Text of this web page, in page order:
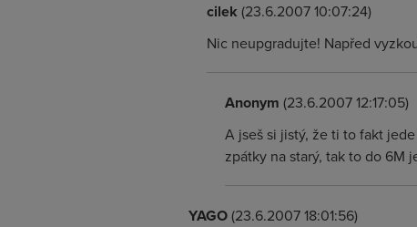
cilek (23.6.2007 10:07:24)
Nic neupgradujte! Napřed
Anonym (23.6.2007 12:17:05)
A jseš si jistý, že ti to fakt
zpátky na starý, tak to do 6M
YAGO(23.6.2007 18:01:56)